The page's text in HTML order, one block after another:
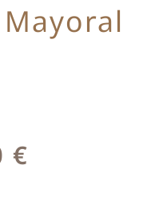
€